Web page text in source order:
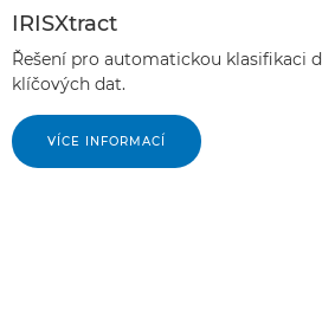
IRISXtract
Řešení pro automatickou klasifikaci
klíčových dat.
VÍCE INFORMACÍ